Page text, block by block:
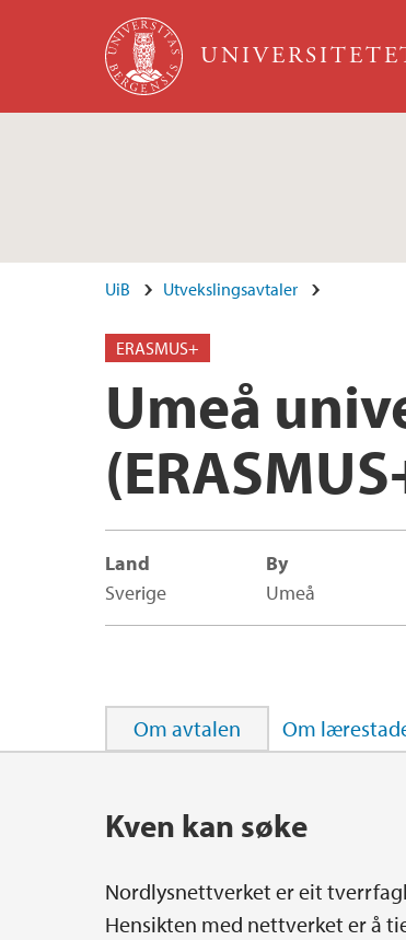
Hopp til hovedinnhold
UiB Utvekslingsavtaler
ERASMUS+
Umeå
Land
Sverige
By
Umeå
Om avtalen Om
Kven kan søke
Nordlysnettverket er eit
Hensikten med nettverket er å